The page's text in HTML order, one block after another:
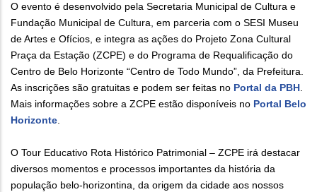
O evento é desenvolvido pela Secretaria Municipal de Cultura e
Fundação Municipal de Cultura, em parceria com o SESI Museu
de Artes e Ofícios, e integra as ações do Projeto Zona Cultural
Praça da Estação (ZCPE) e do Programa de Requalificação do
Centro de Belo Horizonte “Centro de Todo Mundo”, da Prefeitura.
As inscrições são gratuitas e podem ser feitas no Portal da PBH.
Mais informações sobre a ZCPE estão disponíveis no Portal Belo
Horizonte.
O Tour Educativo Rota Histórico Patrimonial – ZCPE irá destacar
diversos momentos e processos importantes da história da
população belo-horizontina, da origem da cidade aos nossos